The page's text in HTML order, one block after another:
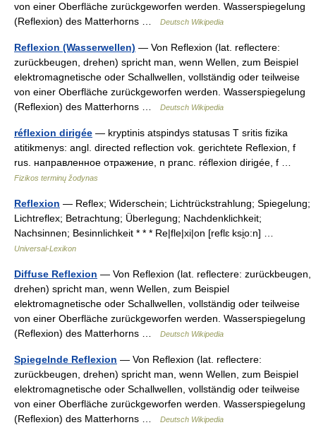
von einer Oberfläche zurückgeworfen werden. Wasserspiegelung
(Reflexion) des Matterhorns …
Deutsch Wikipedia
Reflexion (Wasserwellen) — Von Reflexion (lat. reflectere:
zurückbeugen, drehen) spricht man, wenn Wellen, zum Beispiel
elektromagnetische oder Schallwellen, vollständig oder teilweise
von einer Oberfläche zurückgeworfen werden. Wasserspiegelung
(Reflexion) des Matterhorns …
Deutsch Wikipedia
réflexion dirigée — kryptinis atspindys statusas T sritis fizika
atitikmenys: angl. directed reflection vok. gerichtete Reflexion, f
rus. направленное отражение, n pranc. réflexion dirigée, f …
Fizikos terminų žodynas
Reflexion — Reflex; Widerschein; Lichtrückstrahlung; Spiegelung;
Lichtreflex; Betrachtung; Überlegung; Nachdenklichkeit;
Nachsinnen; Besinnlichkeit * * * Re|fle|xi|on [reflɛ ksi̯o:n] …
Universal-Lexikon
Diffuse Reflexion — Von Reflexion (lat. reflectere: zurückbeugen,
drehen) spricht man, wenn Wellen, zum Beispiel
elektromagnetische oder Schallwellen, vollständig oder teilweise
von einer Oberfläche zurückgeworfen werden. Wasserspiegelung
(Reflexion) des Matterhorns …
Deutsch Wikipedia
Spiegelnde Reflexion — Von Reflexion (lat. reflectere:
zurückbeugen, drehen) spricht man, wenn Wellen, zum Beispiel
elektromagnetische oder Schallwellen, vollständig oder teilweise
von einer Oberfläche zurückgeworfen werden. Wasserspiegelung
(Reflexion) des Matterhorns …
Deutsch Wikipedia